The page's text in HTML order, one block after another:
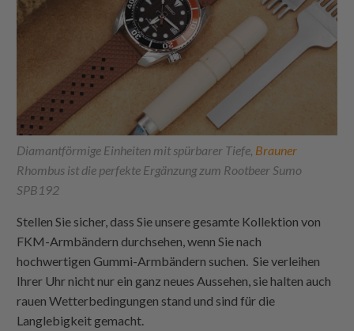
Diamantförmige Einheiten mit spürbarer Tiefe, Brauner
Rhombus ist die perfekte Ergänzung zum Rootbeer Sumo
SPB192
Stellen Sie sicher, dass Sie unsere gesamte Kollektion von
FKM-Armbändern durchsehen, wenn Sie nach
hochwertigen Gummi-Armbändern suchen. Sie verleihen
Ihrer Uhr nicht nur ein ganz neues Aussehen, sie halten auch
rauen Wetterbedingungen stand und sind für die
Langlebigkeit gemacht.